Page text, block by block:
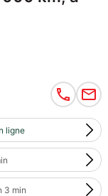
ligne
3 min